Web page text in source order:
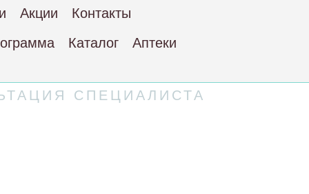
Акции
Контакты
Каталог Аптеки
СПЕЦИАЛИСТА